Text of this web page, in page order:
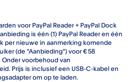
voor PayPal Reader + PayPal Dock
is één (1) PayPal Reader en één
per nieuwe in aanmerking komende
(de "Aanbieding") voor € 58
voorbehoud van
Prijs is inclusief een USB-C-kabel en
om op te laden.